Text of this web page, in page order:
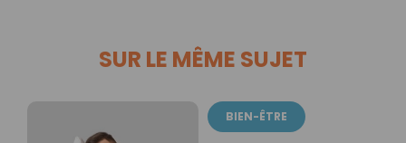
SUR LE MÊME SUJET
BIEN-ÊTRE